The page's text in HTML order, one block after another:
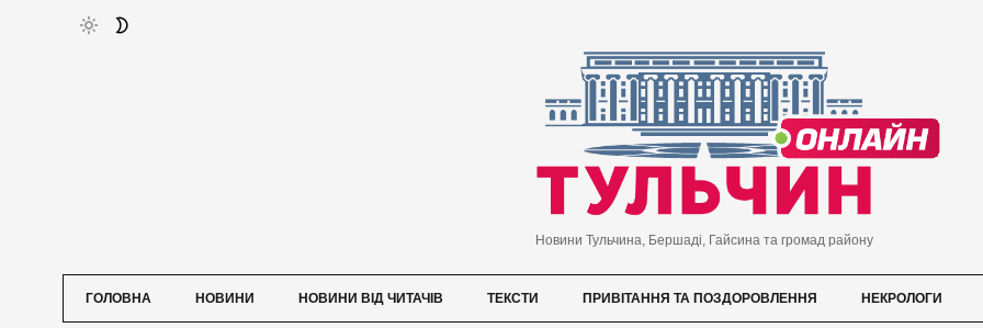
Новини Тульчина, Бершаді, Гайсина та громад району
ГОЛОВНА НОВИНИ НОВИНИ ВІД ЧИТАЧІВ ТЕКСТИ ПРИВІТАННЯ ТА ПОЗДОРОВЛЕННЯ НЕКРОЛОГИ